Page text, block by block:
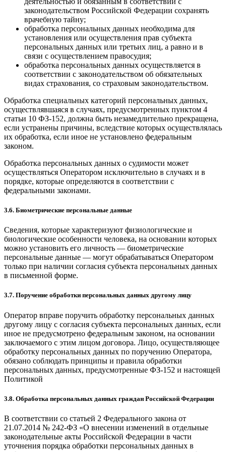
законодательством Российской Федерации сохранять
врачебную тайну;
обработка персональных данных необходима для
установления или осуществления прав субъекта
персональных данных или третьих лиц, а равно и в
связи с осуществлением правосудия;
обработка персональных данных осуществляется в
соответствии с законодательством об обязательных
видах страхования, со страховым законодательством.
Обработка специальных категорий персональных данных,
осуществлявшаяся в случаях, предусмотренных пунктом 4
статьи 10 ФЗ-152, должна быть незамедлительно прекращена,
если устранены причины, вследствие которых осуществлялась
их обработка, если иное не установлено федеральным
законом.
Обработка персональных данных о судимости может
осуществляться Оператором исключительно в случаях и в
порядке, которые определяются в соответствии с
федеральными законами.
3.6. Биометрические персональные данные
Сведения, которые характеризуют физиологические и
биологические особенности человека, на основании которых
можно установить его личность — биометрические
персональные данные — могут обрабатываться Оператором
только при наличии согласия субъекта персональных данных
в письменной форме.
3.7. Поручение обработки персональных данных другому лицу
Оператор вправе поручить обработку персональных данных
другому лицу с согласия субъекта персональных данных, если
иное не предусмотрено федеральным законом, на основании
заключаемого с этим лицом договора. Лицо, осуществляющее
обработку персональных данных по поручению Оператора,
обязано соблюдать принципы и правила обработки
персональных данных, предусмотренные ФЗ-152 и настоящей
Политикой
3.8. Обработка персональных данных граждан Российской Федерации
В соответствии со статьей 2 Федерального закона от
21.07.2014 № 242-ФЗ «О внесении изменений в отдельные
законодательные акты Российской Федерации в части
уточнения порядка обработки персональных данных в